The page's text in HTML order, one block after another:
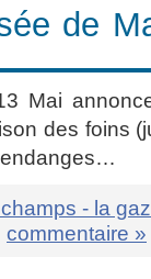
de
Mai
des foins
- la
commentaire »